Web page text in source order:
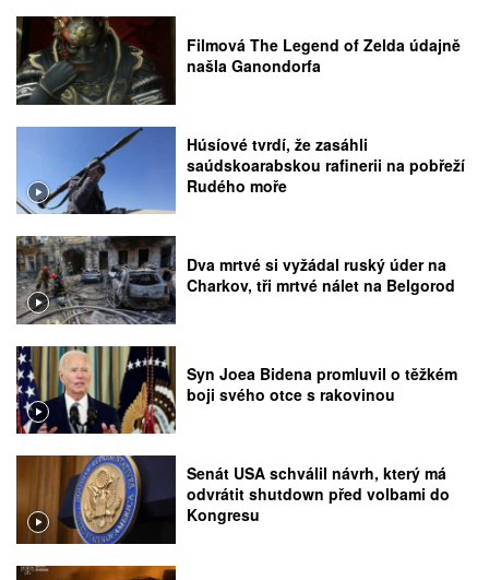
Filmová The Legend of Zelda údajně
našla Ganondorfa
Húsíové tvrdí, že zasáhli
saúdskoarabskou rafinerii na pobřeží
Rudého moře
Dva mrtvé si vyžádal ruský úder na
Charkov, tři mrtvé nálet na Belgorod
Syn Joea Bidena promluvil o těžkém
boji svého otce s rakovinou
Senát USA schválil návrh, který má
odvrátit shutdown před volbami do
Kongresu